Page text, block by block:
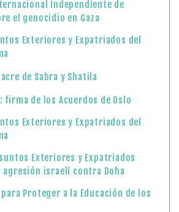
Independiente de
el genocidio en Gaza
Exteriores y Expatriados del
de Sabra y Shatila
firma de los Acuerdos de Oslo
Exteriores y Expatriados del
Exteriores y Expatriados
israelí contra Doha
Proteger a la Educación de los